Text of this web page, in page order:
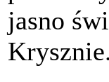
jasno
Krysznie.